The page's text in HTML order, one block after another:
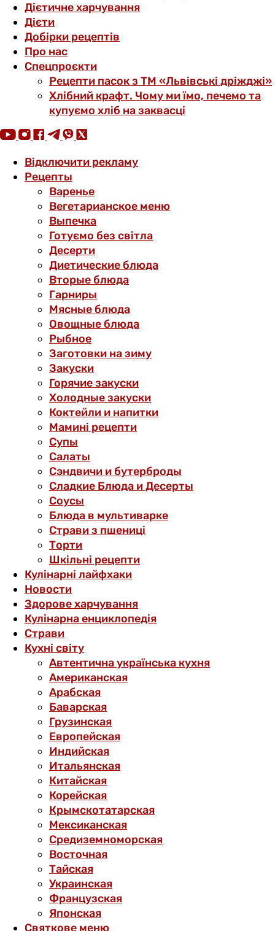
Дієтичне харчування
Дієти
Добірки рецептів
Про нас
Спецпроєкти
Рецепти пасок з ТМ «Львівські дріжджі»
Хлібний крафт. Чому ми їмо, печемо та
купуємо хліб на заквасці
Відключити рекламу
Рецепты
Варенье
Вегетарианское меню
Выпечка
Готуємо без світла
Десерти
Диетические блюда
Вторые блюда
Гарниры
Мясные блюда
Овощные блюда
Рыбное
Заготовки на зиму
Закуски
Горячие закуски
Холодные закуски
Коктейли и напитки
Мамині рецепти
Супы
Салаты
Сэндвичи и бутерброды
Сладкие Блюда и Десерты
Соусы
Блюда в мультиварке
Страви з пшениці
Торти
Шкільні рецепти
Кулінарні лайфхаки
Новости
Здорове харчування
Кулінарна енциклопедія
Страви
Кухні світу
Автентична українська кухня
Американская
Арабская
Баварская
Грузинская
Европейская
Индийская
Итальянская
Китайская
Корейская
Крымскотатарская
Мексиканская
Средиземноморская
Восточная
Тайская
Украинская
Французская
Японская
Святкове меню